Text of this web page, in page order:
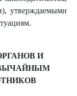
утверждаемыми
И